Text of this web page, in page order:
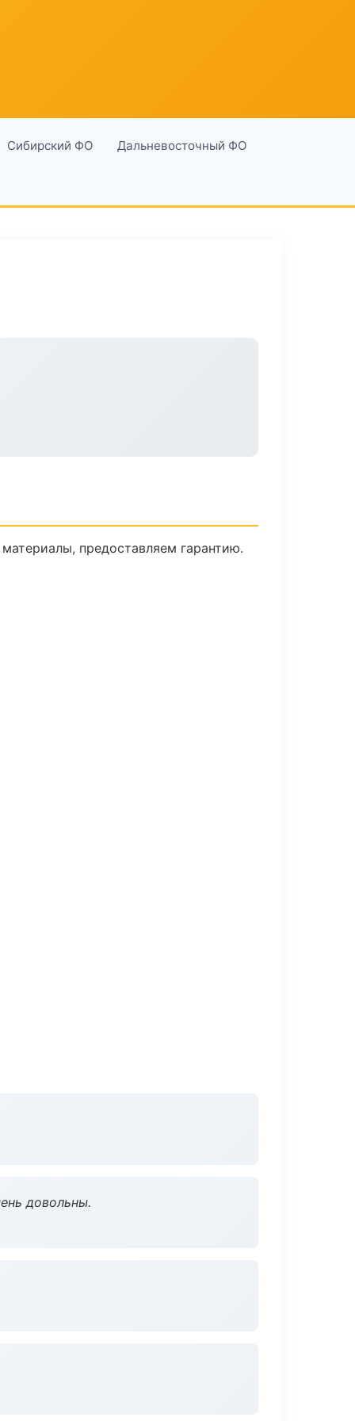
Сибирский ФО Дальневосточный ФО
предоставляем гарантию.
довольны.